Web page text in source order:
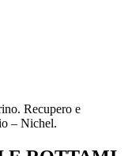
Recupero e
– Nichel.